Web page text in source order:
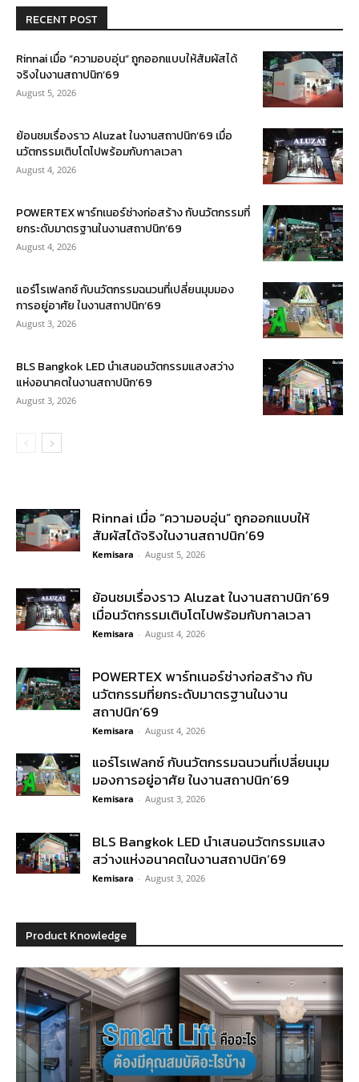
RECENT POST
Rinnai เมื่อ “ความอบอุ่น” ถูกออกแบบให้สัมผัสได้
จริงในงานสถาปนิก’69
August 5, 2026
ย้อนชมเรื่องราว Aluzat ในงานสถาปนิก’69 เมื่อ
นวัตกรรมเติบโตไปพร้อมกับกาลเวลา
August 4, 2026
POWERTEX พาร์ทเนอร์ช่างก่อสร้าง กับนวัตกรรมที่
ยกระดับมาตรฐานในงานสถาปนิก’69
August 4, 2026
แอร์โรเฟลกซ์ กับนวัตกรรมฉนวนที่เปลี่ยนมุมมอง
การอยู่อาศัย ในงานสถาปนิก’69
August 3, 2026
BLS Bangkok LED นำเสนอนวัตกรรมแสงสว่าง
แห่งอนาคตในงานสถาปนิก’69
August 3, 2026
Rinnai เมื่อ “ความอบอุ่น” ถูกออกแบบให้
สัมผัสได้จริงในงานสถาปนิก’69
Kemisara - August 5, 2026
ย้อนชมเรื่องราว Aluzat ในงานสถาปนิก’69
เมื่อนวัตกรรมเติบโตไปพร้อมกับกาลเวลา
Kemisara - August 4, 2026
POWERTEX พาร์ทเนอร์ช่างก่อสร้าง กับ
นวัตกรรมที่ยกระดับมาตรฐานในงาน
สถาปนิก’69
Kemisara - August 4, 2026
แอร์โรเฟลกซ์ กับนวัตกรรมฉนวนที่เปลี่ยนมุม
มองการอยู่อาศัย ในงานสถาปนิก’69
Kemisara - August 3, 2026
BLS Bangkok LED นำเสนอนวัตกรรมแสง
สว่างแห่งอนาคตในงานสถาปนิก’69
Kemisara - August 3, 2026
Product Knowledge